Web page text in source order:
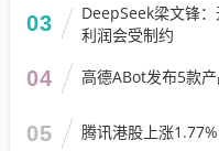
03
DeepSeek梁文锋
利润会受制约
04 高德ABot发布5款
05 腾讯港股上涨